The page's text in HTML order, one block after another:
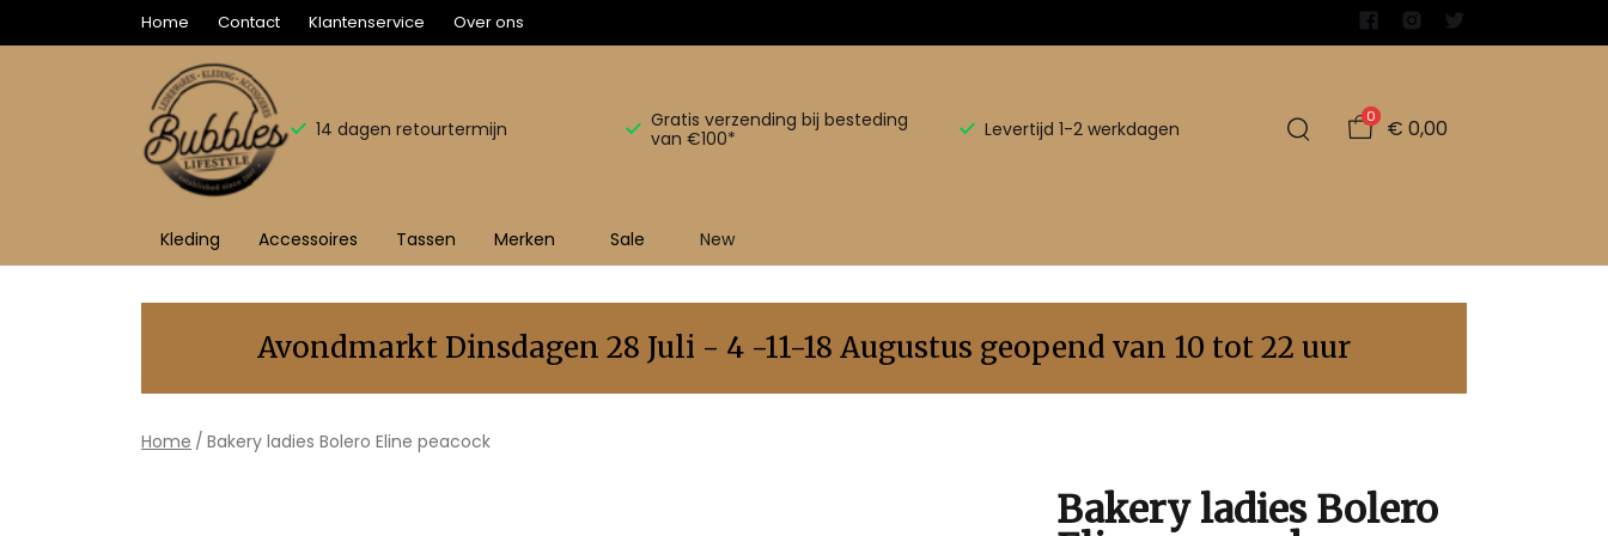
Home Contact Klantenservice Over ons
14 dagen retourtermijn
Gratis verzending bij besteding
van €100*
Levertijd 1-2 werkdagen
0 € 0,00
Kleding Accessoires Tassen Merken Sale New
Bakery
Bolero
Eline
Avondmarkt Dinsdagen 28 Juli - 4 -11-18 Augustus geopend van 10 tot 22 uur
Home Bakery ladies Bolero Eline peacock
Bakery ladies Bolero